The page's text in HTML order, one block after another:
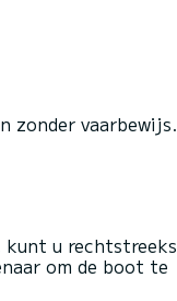
zonder vaarbewijs.
kunt u rechtstreeks
om de boot te